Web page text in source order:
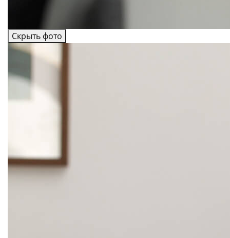
Скрыть фото